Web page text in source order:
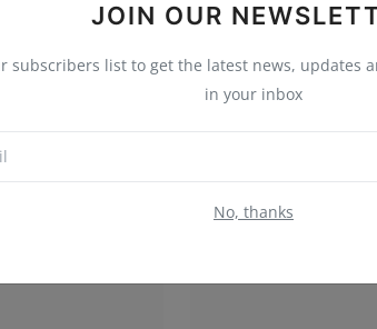
JOIN OUR
subscribers list to get the latest news, updates
in your inbox
No, thanks